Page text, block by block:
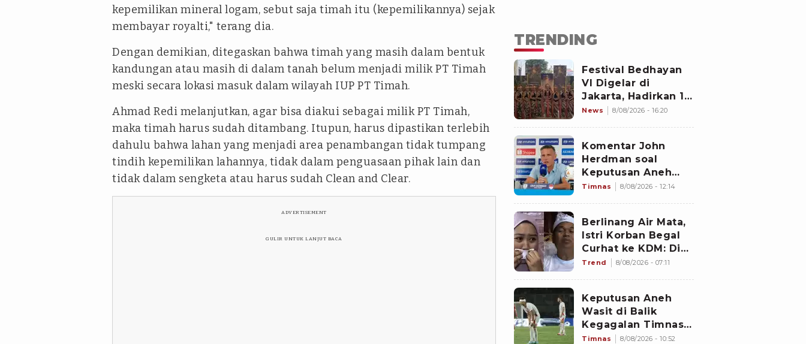
kepemilikan mineral logam, sebut saja timah itu (kepemilikannya) sejak
membayar royalti," terang dia.
Dengan demikian, ditegaskan bahwa timah yang masih dalam bentuk
kandungan atau masih di dalam tanah belum menjadi milik PT Timah
meski secara lokasi masuk dalam wilayah IUP PT Timah.
Ahmad Redi melanjutkan, agar bisa diakui sebagai milik PT Timah,
maka timah harus sudah ditambang. Itupun, harus dipastikan terlebih
dahulu bahwa lahan yang menjadi area penambangan tidak tumpang
tindih kepemilikan lahannya, tidak dalam penguasaan pihak lain dan
tidak dalam sengketa atau harus sudah Clean and Clear.
ADVERTISEMENT
GULIR UNTUK LANJUT BACA
TRENDING
Festival Bedhayan
VI Digelar di
Jakarta, Hadirkan 16
Kelompok Tari dari
News 8/08/2026 - 16:20
Komentar John
Herdman soal
Keputusan Aneh
Wasit Laga Timnas
AFF 2026: Percuma
Bahas Itu
Timnas 8/08/2026 - 12:14
Berlinang Air Mata,
Istri Korban Begal
Curhat ke KDM: Dia
Abis Shalat Tahajud
Trend 8/08/2026 - 07:11
Keputusan Aneh
Wasit di Balik
Kegagalan Timnas
Indonesia Lolos
Timnas 8/08/2026 - 10:52